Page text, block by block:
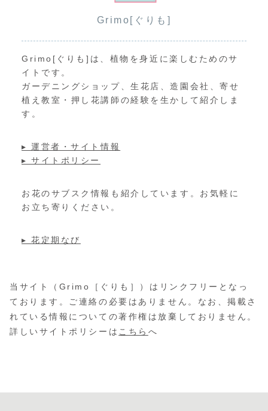
Grimo[ぐりも]
Grimo[ぐりも]は、植物を身近に楽しむためのサ
イトです。
ガーデニングショップ、生花店、造園会社、寄せ
植え教室・押し花講師の経験を生かして紹介しま
す。
▸ 運営者・サイト情報
▸ サイトポリシー
お花のサブスク情報も紹介しています。お気軽に
お立ち寄りください。
▸ 花定期なび
当サイト（Grimo［ぐりも］）はリンクフリーとなっ
ております。ご連絡の必要はありません。なお、掲載さ
れている情報についての著作権は放棄しておりません。
詳しいサイトポリシーは こちら へ